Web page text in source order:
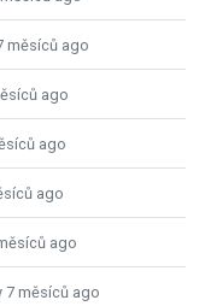
měsíců ago
ago
ago
ago
ago
7 měsíců ago